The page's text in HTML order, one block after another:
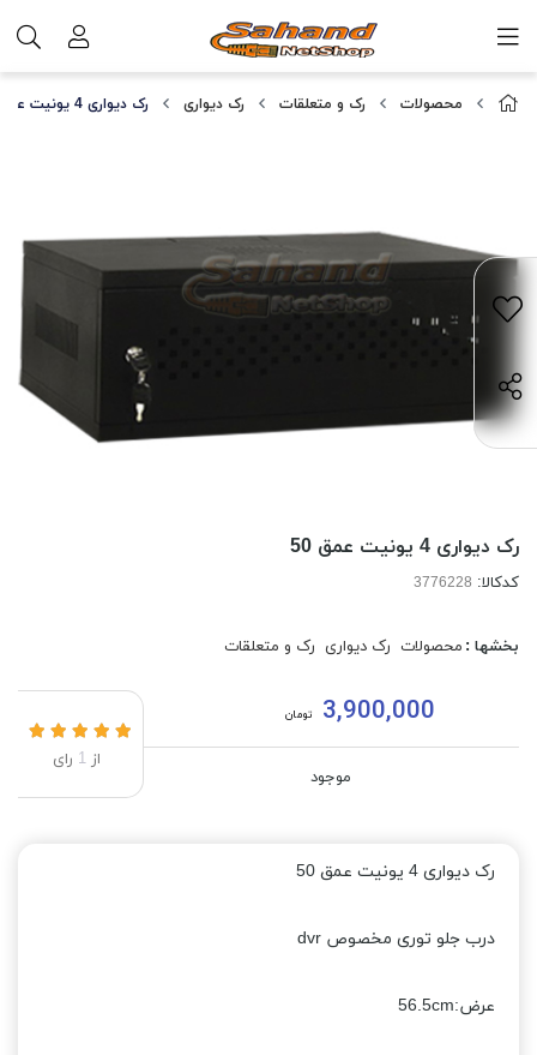
محصولات رک و متعلقات رک دیواری رک دیواری 4 یونیت عمق 50
رک دیواری 4 یونیت عمق 50
کدکالا:
بخشها : محصولات رک دیواری رک و متعلقات
3,900,000 تومان
موجود
از 1 رای
رک دیواری 4 یونیت عمق 50
درب جلو توری مخصوص dvr
عرض:56.5cm